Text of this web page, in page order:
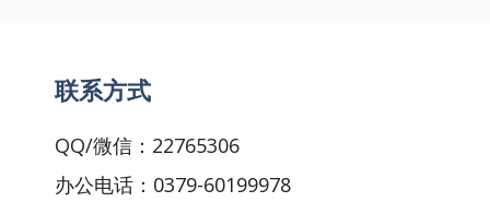
联系方式
QQ/微信：22765306
办公电话：0379-60199978